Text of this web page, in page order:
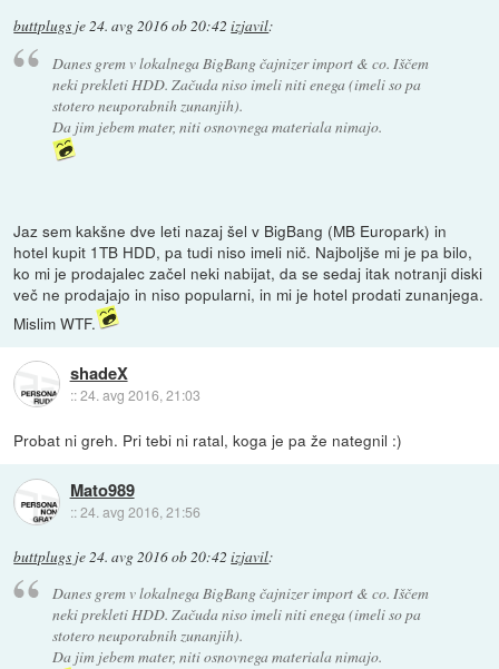
buttplugs je24. avg 2016 ob 20:42 izjavil:
Danes grem v lokalnega BigBang čajnizer import & co. Iščem
neki prekleti HDD. Začuda niso imeli niti enega (imeli so pa
stotero neuporabnih zunanjih).
Da jim jebem mater, niti osnovnega materiala nimajo.
Jaz sem kakšne dve leti nazaj šel v BigBang (MB Europark) in
hotel kupit 1TB HDD, pa tudi niso imeli nič. Najboljše mi je pa bilo,
ko mi je prodajalec začel neki nabijat, da se sedaj itak notranji diski
več ne prodajajo in niso popularni, in mi je hotel prodati zunanjega.
Mislim WTF.
shadeX
::24. avg 2016, 21:03
Probat ni greh. Pri tebi ni ratal, koga je pa že nategnil :)
Mato989
::24. avg 2016, 21:56
buttplugs je24. avg 2016 ob 20:42 izjavil:
Danes grem v lokalnega BigBang čajnizer import & co. Iščem
neki prekleti HDD. Začuda niso imeli niti enega (imeli so pa
stotero neuporabnih zunanjih).
Da jim jebem mater, niti osnovnega materiala nimajo.